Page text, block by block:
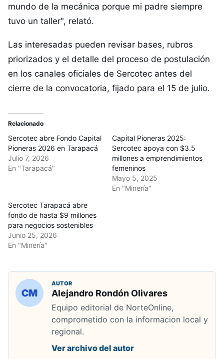
mundo de la mecánica porque mi padre siempre
tuvo un taller", relató.
Las interesadas pueden revisar bases, rubros
priorizados y el detalle del proceso de postulación
en los canales oficiales de Sercotec antes del
cierre de la convocatoria, fijado para el 15 de julio.
Relacionado
Sercotec abre Fondo Capital
Pioneras 2026 en Tarapacá
Julio 7, 2026
En "Tarapacá"
Capital Pioneras 2025:
Sercotec apoya con $3.5
millones a emprendimientos
femeninos
Mayo 5, 2025
En "Minería"
Sercotec Tarapacá abre
fondo de hasta $9 millones
para negocios sostenibles
Junio 25, 2026
En "Minería"
AUTOR
Alejandro Rondón Olivares
Equipo editorial de NorteOnline,
comprometido con la informacion local y
regional.
Ver archivo del autor